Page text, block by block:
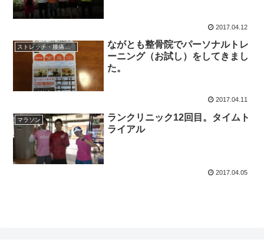
2017.04.12
ストレッチ・腰痛など
ながとも整骨院でパーソナルトレ
ーニング（お試し）をしてきまし
た。
2017.04.11
マラソン
ランクリニック12回目。タイムト
ライアル
2017.04.05